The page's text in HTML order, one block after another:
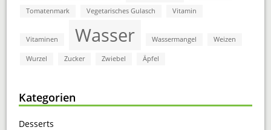
Tomatenmark Vegetarisches Gulasch Vitamin
Vitaminen Wasser Wassermangel Weizen
Wurzel Zucker Zwiebel Äpfel
Kategorien
Desserts